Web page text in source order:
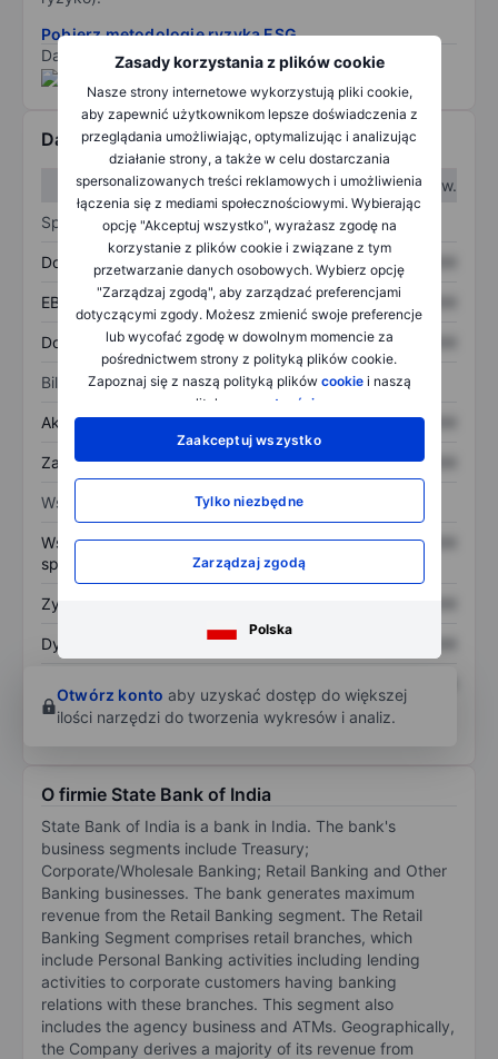
Zasady korzystania z plików cookie
Nasze strony internetowe wykorzystują pliki cookie,
aby zapewnić użytkownikom lepsze doświadczenia z
przeglądania umożliwiając, optymalizując i analizując
działanie strony, a także w celu dostarczania
spersonalizowanych treści reklamowych i umożliwienia
łączenia się z mediami społecznościowymi. Wybierając
opcję "Akceptuj wszystko", wyrażasz zgodę na
korzystanie z plików cookie i związane z tym
przetwarzanie danych osobowych. Wybierz opcję
"Zarządzaj zgodą", aby zarządzać preferencjami
dotyczącymi zgody. Możesz zmienić swoje preferencje
lub wycofać zgodę w dowolnym momencie za
pośrednictwem strony z polityką plików cookie.
Zapoznaj się z naszą polityką plików cookiei naszą
polityką
prywatności
Zaakceptuj wszystko
Tylko niezbędne
Zarządzaj zgodą
Polska
Pobierz metodologię ryzyka ESG.
Dane dostarczone przez
/
Dane finansowe
W I kw.
W II kw.
Sprawozdanie z zysków
Dochód XXXXXXX XXXXXXX
EBITDA XXXXXXX XXXXXXX
Dochód netto XXXXXXX XXXXXXX
Bilans
Aktywa ogółem XXXXXXX XXXXXXX
Zadłużenie ogółem XXXXXXX XXXXXXX
Wskaźniki
Współczynnik cena do
sprzedaży
XXXXXXX XXXXXXX
Zysk na akcję
Dywidenda na akcję
własnego
Otwórz konto aby uzyskać dostęp do większej
ilości narzędzi do tworzenia wykresów i analiz.
O firmie State Bank of India
State Bank of India is a bank in India. The bank's
business segments include Treasury;
Corporate/Wholesale Banking; Retail Banking and Other
Banking businesses. The bank generates maximum
revenue from the Retail Banking segment. The Retail
Banking Segment comprises retail branches, which
include Personal Banking activities including lending
activities to corporate customers having banking
relations with these branches. This segment also
includes the agency business and ATMs. Geographically,
the Company derives a majority of its revenue from